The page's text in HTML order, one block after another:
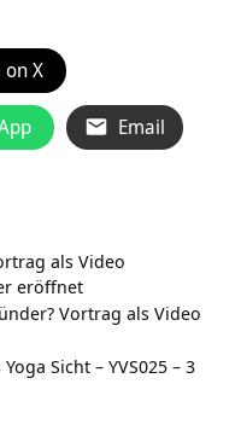
on X
Email
als Video
eröffnet
Vortrag als Video
Sicht – YVS025 – 3